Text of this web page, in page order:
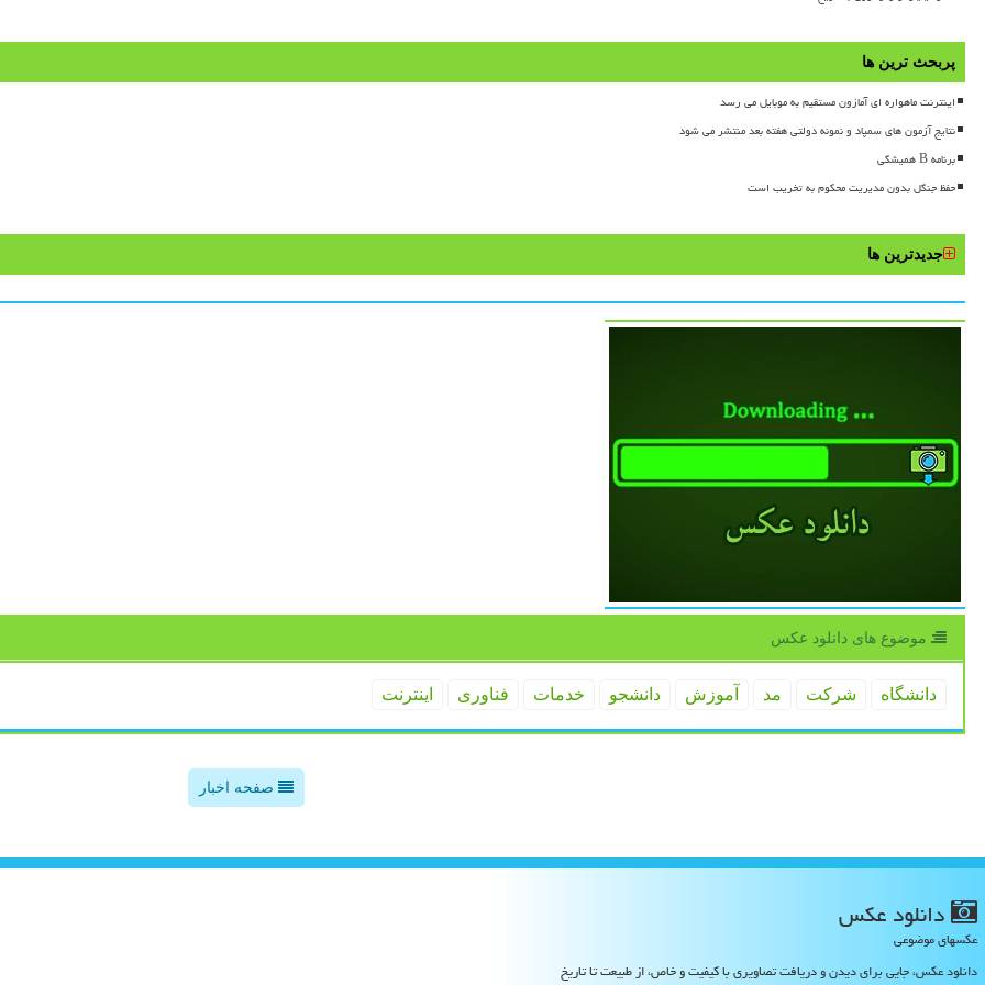
پربحث ترین ها
اینترنت ماهواره ای آمازون مستقیم به موبایل می رسد
نتایج آزمون های سمپاد و نمونه دولتی هفته بعد منتشر می شود
برنامه B همیشگی
حفظ جنگل بدون مدیریت محکوم به تخریب است
جدیدترین ها
موضوع های دانلود عكس
دانشگاه شركت مد آموزش دانشجو خدمات فناوری اینترنت
صفحه اخبار
دانلود عكس
عکسهای موضوعی
دانلود عکس، جایی برای دیدن و دریافت تصاویری با کیفیت و خاص، از طبیعت تا تاریخ